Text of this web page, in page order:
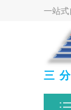
一站
三